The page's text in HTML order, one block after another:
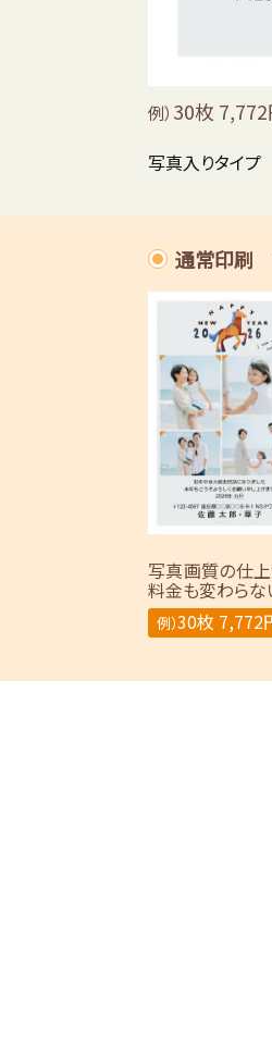
例） 30枚
写真入りタイプ
通常印刷
写真画質の仕上
料金も変わらな
例）30枚 7,772